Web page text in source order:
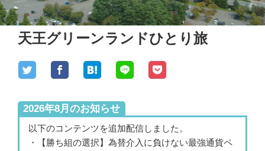
天王グリーンランドひとり旅
2026年8月のお知らせ
以下のコンテンツを追加配信しました。
・【勝ち組の選択】為替介入に負けない最強通貨ペ